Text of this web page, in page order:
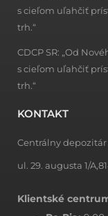
s cieľom uľahčiť
trh.“
CDCP SR: „Od
s cieľom uľahčiť
trh.“
KONTAKT
Centrálny depozitár
ul. 29. augusta 1/
Klientské